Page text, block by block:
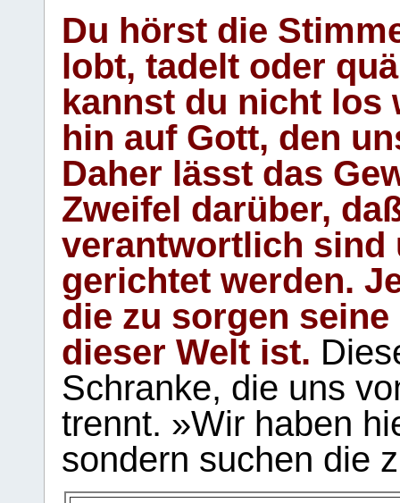
Du hörst die
lobt, tadelt oder
kannst du nicht los
hin auf Gott, den
Daher lässt das
Zweifel darüber,
verantwortlich sind
gerichtet werden.
die zu sorgen
dieser Welt ist.
Schranke, die uns
trennt. »Wir haben
sondern suchen die